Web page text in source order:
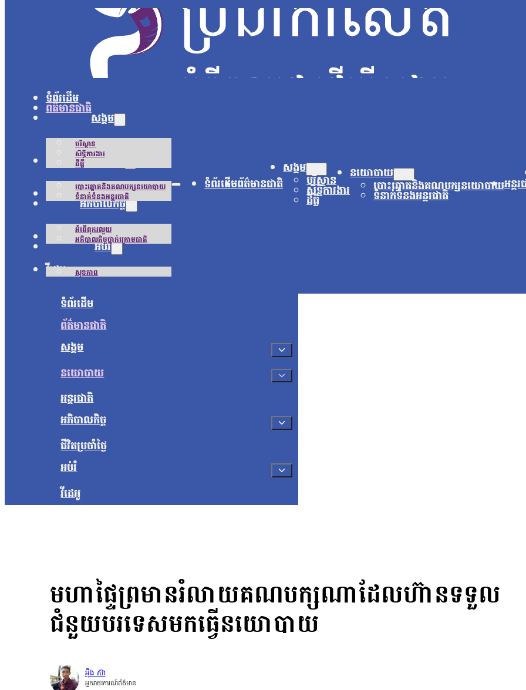
ទំព័រដើម
ព័ត៌មានជាតិ
សង្គម
បរិស្ថាន
សិទ្ធិការងារ
ដីធ្លីនយោបាយ
បោះឆ្នោតនិងគណបក្សនយោបាយ
ទំនាក់ទំនងអន្តរជាតិ
អន្តរជាតិ
អភិបាលកិច្ច
អំពើពុករលួយ
អភិបាលកិច្ចថ្នាក់ក្រោមជាតិ
ជីវិតប្រចាំថ្ងៃ
អប់រំ
សុខភាព
វីដេអូ
ទំព័រដើមព័ត៌មានជាតិ
សង្គម
បរិស្ថាន
សិទ្ធិការងារ
ដីធ្លី
នយោបាយ
បោះឆ្នោតនិងគណបក្សនយោបាយ
ទំនាក់ទំនងអន្តរជាតិ
អន្ត
ទំព័រដើម
ព័ត៌មានជាតិ
សង្គម
នយោបាយ
អន្តរជាតិ
អភិបាលកិច្ច
ជីវិតប្រចាំថ្ងៃ
អប់រំ
វីដេអូ
មហាផ្ទៃព្រមានរំលាយគណបក្សណាដែលហ៊ានទទួល
ជំនួយបរទេសមកធ្វើនយោបាយ
អុឺង ស៊ា
អ្នករាយការណ៍ព័ត៌មាន